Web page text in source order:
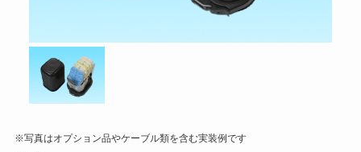
※写真はオプション品やケーブル類を含む実装例です